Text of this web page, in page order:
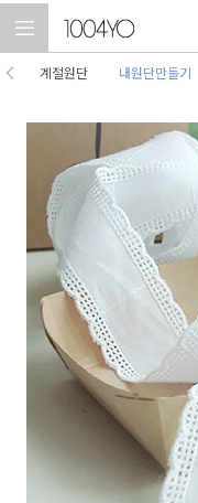
계절원단 내원단만들기